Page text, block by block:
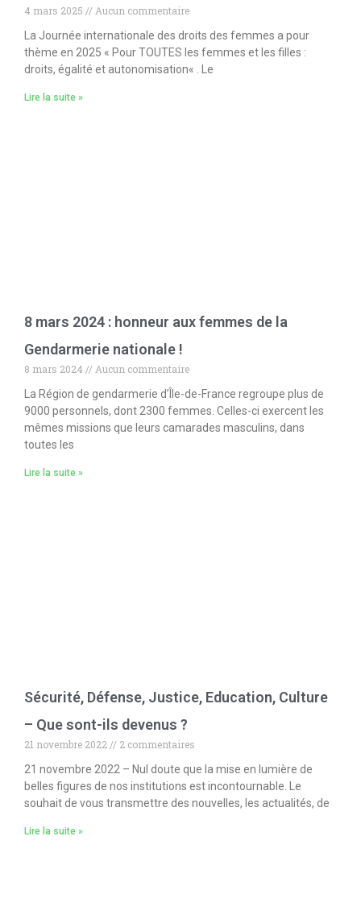
4 mars 2025
Aucun commentaire
La Journée internationale des droits des femmes a pour
thème en 2025 « Pour TOUTES les femmes et les filles :
droits, égalité et autonomisation« . Le
Lire la suite »
8 mars 2024 : honneur aux femmes de la
Gendarmerie nationale !
8 mars 2024
Aucun commentaire
La Région de gendarmerie d’Île-de-France regroupe plus de
9000 personnels, dont 2300 femmes. Celles-ci exercent les
mêmes missions que leurs camarades masculins, dans
toutes les
Lire la suite »
Sécurité, Défense, Justice, Education, Culture
– Que sont-ils devenus ?
21 novembre 2022
2 commentaires
21 novembre 2022 – Nul doute que la mise en lumière de
belles figures de nos institutions est incontournable. Le
souhait de vous transmettre des nouvelles, les actualités, de
Lire la suite »